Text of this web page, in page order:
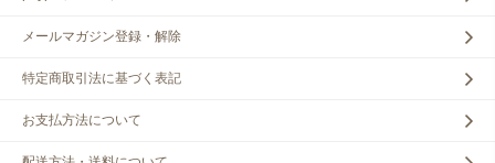
メールマガジン登録・解除
特定商取引法に基づく表記
お支払方法について